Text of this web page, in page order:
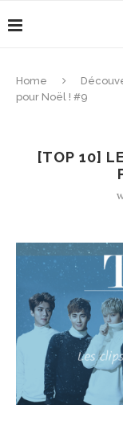
Home
pour Noël ! #9
[TOP 10]